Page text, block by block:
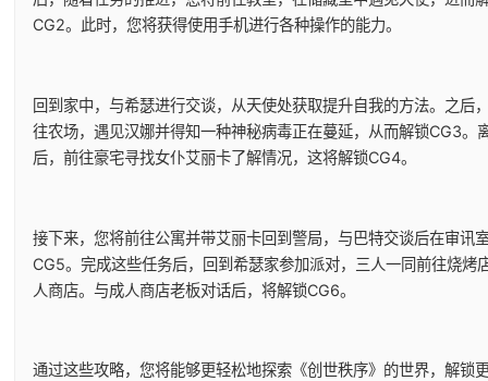
CG2。此时，您将获得使用手机进行各种操作的能力。
回到家中，与希瑟进行交谈，从天使处获取提升自我的方法。之后
往农场，遇见汉娜并得知一种神秘病毒正在蔓延，从而解锁CG3。
后，前往豪宅寻找女仆艾丽卡了解情况，这将解锁CG4。
接下来，您将前往公寓并带艾丽卡回到警局，与巴特交谈后在审讯
CG5。完成这些任务后，回到希瑟家参加派对，三人一同前往烧烤
人商店。与成人商店老板对话后，将解锁CG6。
通过这些攻略，您将能够更轻松地探索《创世秩序》的世界，解锁